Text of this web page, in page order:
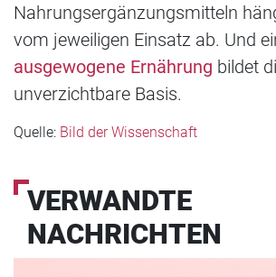
Nahrungsergänzungsmitteln
vom jeweiligen Einsatz ab. Und
ausgewogene Ernährung bildet
unverzichtbare Basis.
Quelle: Bild der Wissenschaft
VERWANDTE
NACHRICHTEN